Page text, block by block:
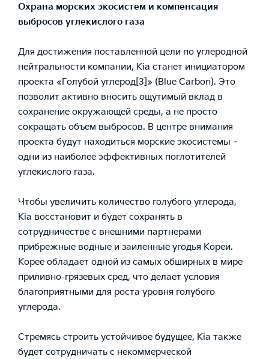
Охрана морских экосистем и компенсация
выбросов углекислого газа
Для достижения поставленной цели по углеродной
нейтральности компании, Kia станет инициатором
проекта «Голубой углерод[3]» (Blue Carbon). Это
позволит активно вносить ощутимый вклад в
сохранение окружающей среды, а не просто
сокращать объем выбросов. В центре внимания
проекта будут находиться морские экосистемы –
одни из наиболее эффективных поглотителей
углекислого газа.
Чтобы увеличить количество голубого углерода,
Kia восстановит и будет сохранять в
сотрудничестве с внешними партнерами
прибрежные водные и заиленные угодья Кореи.
Корее обладает одной из самых обширных в мире
приливно-грязевых сред, что делает условия
благоприятными для роста уровня голубого
углерода.
Стремясь строить устойчивое будущее, Kia также
будет сотрудничать с некоммерческой